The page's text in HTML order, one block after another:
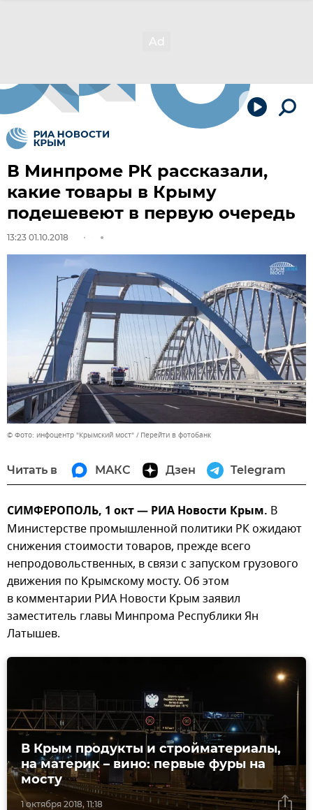
В Минпроме РК рассказали,
какие товары в Крыму
подешевеют в первую очередь
13:23 01.10.2018
© Фото: инфоцентр "Крымский мост" Перейти в фотобанк
Читать в МАКС Дзен Telegram
СИМФЕРОПОЛЬ, 1 окт — РИА Новости Крым. В
Министерстве промышленной политики РК ожидают
снижения стоимости товаров, прежде всего
непродовольственных, в связи с запуском грузового
движения по Крымскому мосту. Об этом
в комментарии РИА Новости Крым заявил
заместитель главы Минпрома Республики Ян
Латышев.
1 октября 2018, 11:18
В Крым продукты и стройматериалы,
на материк – вино: первые фуры на
мосту